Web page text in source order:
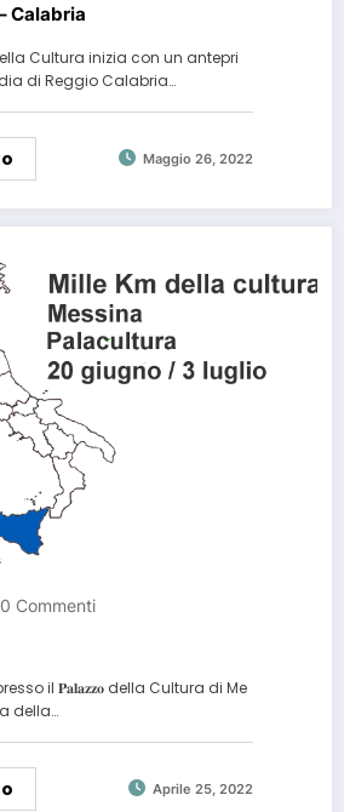
Calabria
Cultura inizia con un antepri
di Reggio Calabria…
Maggio 26, 2022
0 Commenti
il 𝐏𝐚𝐥𝐚𝐳𝐳𝐨 della Cultura di Me
della…
Aprile 25, 2022